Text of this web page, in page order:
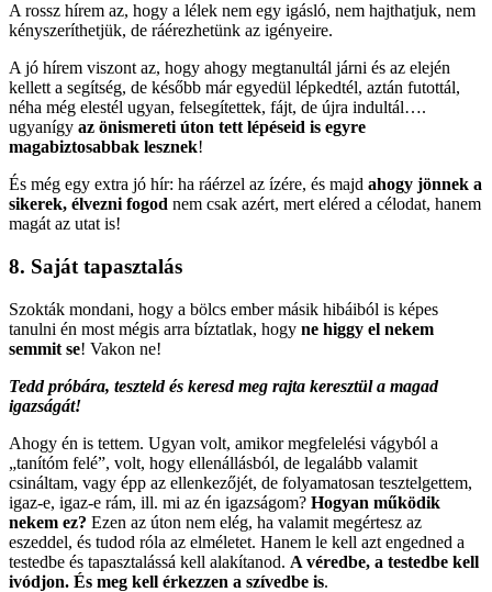
A rossz hírem az, hogy a lélek nem egy igásló, nem hajthatjuk, nem
kényszeríthetjük, de ráérezhetünk az igényeire.
A jó hírem viszont az, hogy ahogy megtanultál járni és az elején
kellett a segítség, de később már egyedül lépkedtél, aztán futottál,
néha még elestél ugyan, felsegítettek, fájt, de újra indultál….
ugyanígy az önismereti úton tett lépéseid is egyre
magabiztosabbak lesznek!
És még egy extra jó hír: ha ráérzel az ízére, és majd ahogy jönnek a
sikerek, élvezni fogod nem csak azért, mert eléred a célodat, hanem
magát az utat is!
8. Saját tapasztalás
Szokták mondani, hogy a bölcs ember másik hibáiból is képes
tanulni én most mégis arra bíztatlak, hogy ne higgy el nekem
semmit se! Vakon ne!
Tedd próbára, teszteld és keresd meg rajta keresztül a magad
igazságát!
Ahogy én is tettem. Ugyan volt, amikor megfelelési vágyból a
„tanítóm felé”, volt, hogy ellenállásból, de legalább valamit
csináltam, vagy épp az ellenkezőjét, de folyamatosan tesztelgettem,
igaz-e, igaz-e rám, ill. mi az én igazságom? Hogyan működik
nekem ez? Ezen az úton nem elég, ha valamit megértesz az
eszeddel, és tudod róla az elméletet. Hanem le kell azt engedned a
testedbe és tapasztalássá kell alakítanod. A véredbe, a testedbe kell
ivódjon. És meg kell érkezzen a szívedbe is.